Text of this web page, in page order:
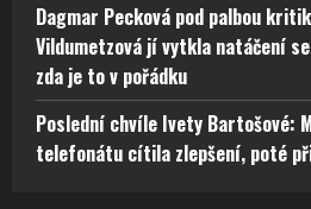
Dagmar Pecková pod palbou
Vildumetzová jí vytkla natáčení
zda je to v pořádku
Poslední chvíle Ivety Bartošové:
telefonátu cítila zlepšení, poté